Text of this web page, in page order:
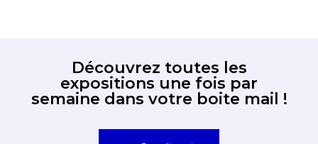
Découvrez toutes les
expositions une fois par
semaine dans votre boite mail !